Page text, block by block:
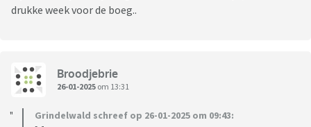
drukke week voor de boeg..
Broodjebrie
26-01-2025 om 13:31
Grindelwald schreef op 26-01-2025 om 09:43: